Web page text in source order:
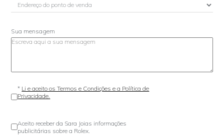
Sua mensagem
* Li e aceito os Termos e Condições e a Política de
Privacidade.
Aceito receber da Sara Joias informações
publicitárias sobre a Rolex.